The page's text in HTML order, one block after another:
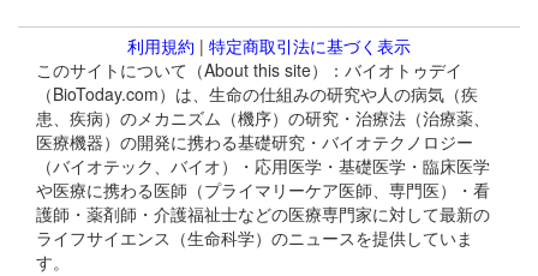
利用規約 | 特定商取引法に基づく表示
このサイトについて（About this site）：バイオトゥデイ
（BioToday.com）は、生命の仕組みの研究や人の病気（疾
患、疾病）のメカニズム（機序）の研究・治療法（治療薬、
医療機器）の開発に携わる基礎研究・バイオテクノロジー
（バイオテック、バイオ）・応用医学・基礎医学・臨床医学
や医療に携わる医師（プライマリーケア医師、専門医）・看
護師・薬剤師・介護福祉士などの医療専門家に対して最新の
ライフサイエンス（生命科学）のニュースを提供していま
す。